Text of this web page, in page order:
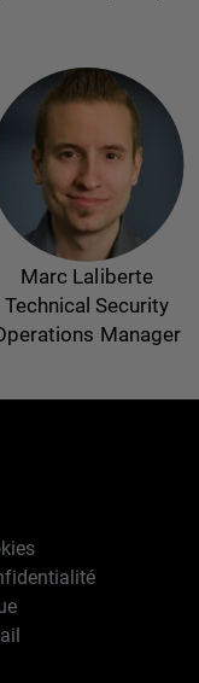
Marc Laliberte
Technical Security
Manager